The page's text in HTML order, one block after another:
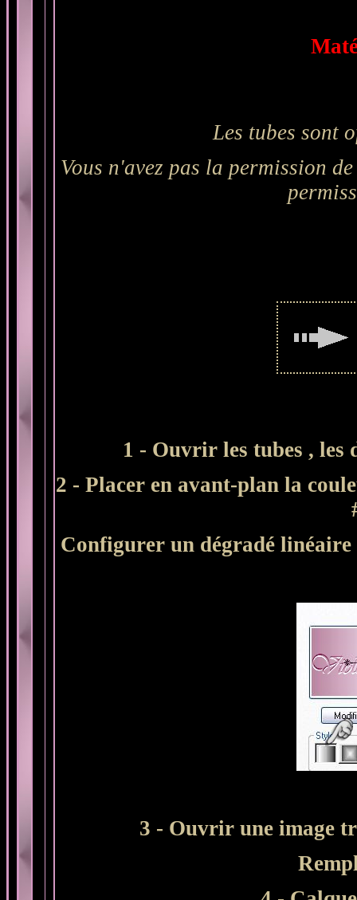
Les tubes sont
Vous n'avez pas la permission
1 - Ouvrir les tubes ,
2 - Placer en avant-plan la
Configurer un dégradé
3 - Ouvrir une image